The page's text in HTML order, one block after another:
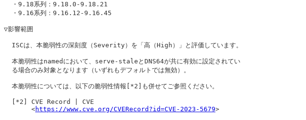
  ・9.18系列：9.18.0-9.18.21
  ・9.16系列：9.16.12-9.16.45
▽影響範囲
  ISCは、本脆弱性の深刻度（Severity）を「高（High）」と評価しています。
  本脆弱性はnamedにおいて、serve-staleとDNS64が共に有効に設定されてい
  る場合のみ対象となります（いずれもデフォルトでは無効）。
  本脆弱性については、以下の脆弱性情報[*2]も併せてご参照ください。
  [*2] CVE Record | CVE
       <
https://www.cve.org/CVERecord?id=CVE-2023-5679>